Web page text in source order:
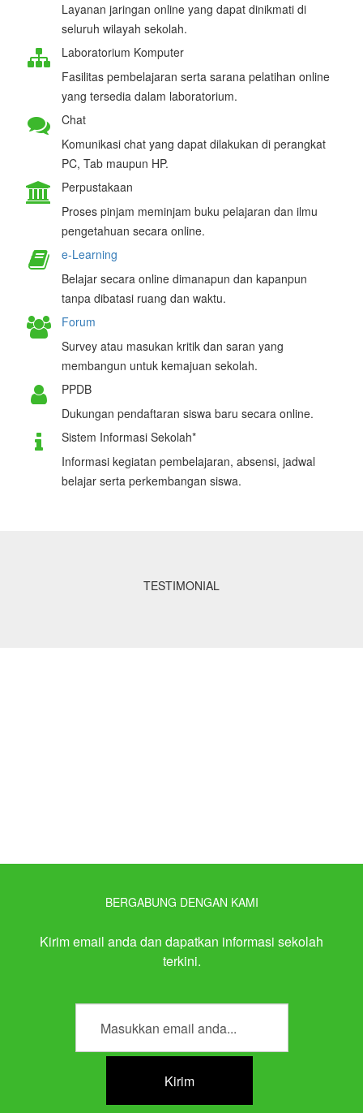
Layanan jaringan online yang dapat dinikmati di
seluruh wilayah sekolah.
Laboratorium Komputer
Fasilitas pembelajaran serta sarana pelatihan online
yang tersedia dalam laboratorium.
Chat
Komunikasi chat yang dapat dilakukan di perangkat
PC, Tab maupun HP.
Perpustakaan
Proses pinjam meminjam buku pelajaran dan ilmu
pengetahuan secara online.
e-Learning
Belajar secara online dimanapun dan kapanpun
tanpa dibatasi ruang dan waktu.
Forum
Survey atau masukan kritik dan saran yang
membangun untuk kemajuan sekolah.
PPDB
Dukungan pendaftaran siswa baru secara online.
Sistem Informasi Sekolah*
Informasi kegiatan pembelajaran, absensi, jadwal
belajar serta perkembangan siswa.
TESTIMONIAL
BERGABUNG DENGAN KAMI
Kirim email anda dan dapatkan informasi sekolah
terkini.